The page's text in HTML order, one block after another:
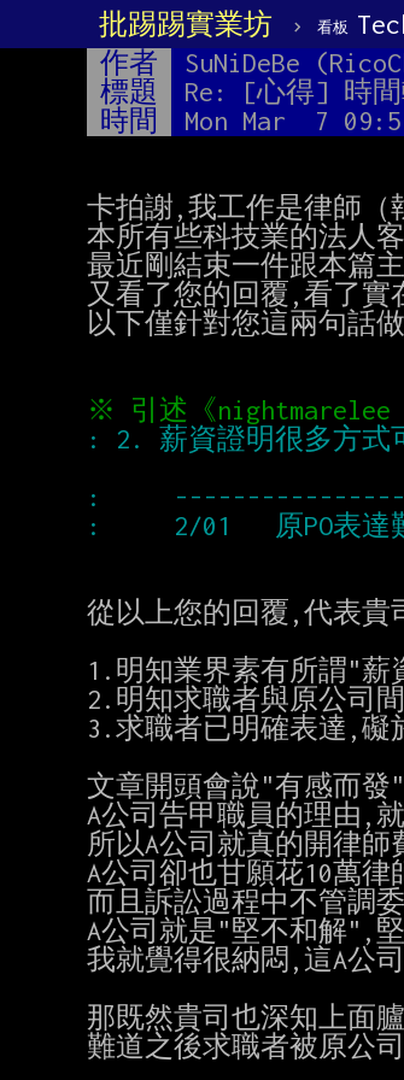
批踢踢實業坊 › 看板
作者
SuNiDeBe
標題
Re: [心得] 時間
時間
Mon Mar  7
卡拍謝,我工作是律師
本所有些科技業的法人
最近剛結束一件跟本篇
又看了您的回覆,看了實
以下僅針對您這兩句話做
從以上您的回覆,代表貴
1.明知業界素有所謂"薪
2.明知求職者與原公司
3.求職者已明確表達,礙
文章開頭會說"有感而
A公司告甲職員的理由,
所以A公司就真的開律
A公司卻也甘願花10萬
而且訴訟過程中不管調
A公司就是"堅不和解",
我就覺得很納悶,這A公
那既然貴司也深知上面
難道之後求職者被原公